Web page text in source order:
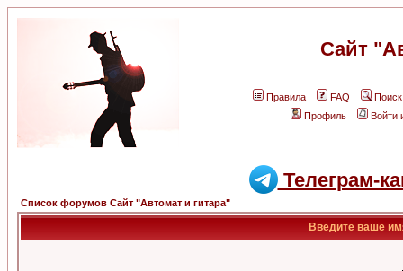
Сайт
Правила FAQ
Поиск
Профиль
Войти
Телеграм-
Список форумов Сайт "Автомат и гитара"
Введите ваше